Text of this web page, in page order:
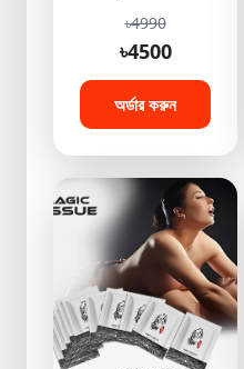
৳4990
৳4500
অর্ডার করুন